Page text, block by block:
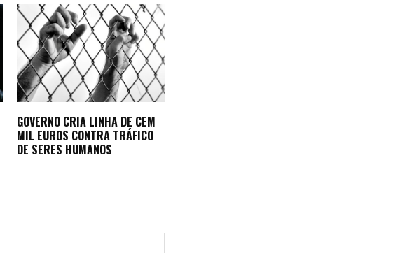
GOVERNO CRIA LINHA DE CEM
MIL EUROS CONTRA TRÁFICO
DE SERES HUMANOS